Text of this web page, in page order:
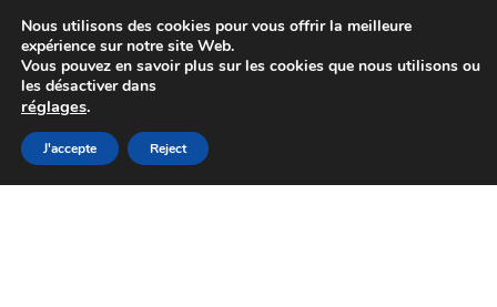
Colissimo livraison à partir de 7 EUR
Du lundi au vendredi de 9 h à 16 h
Aller
à
Aller
au
Nous utilisons des cookies pour vous offrir la meilleure
expérience sur notre site Web.
Vous pouvez en savoir plus sur les cookies que nous utilisons ou
les désactiver dans
réglages.
J'accepte Reject